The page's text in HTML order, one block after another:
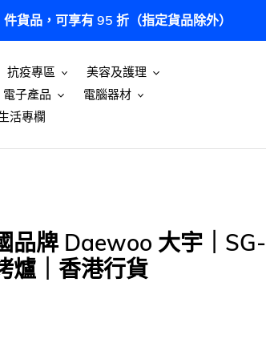
貨品，可享有 95 折（指定貨品除外）
抗疫專區
美容及護理
電子產品
電腦器材
活專欄
品牌 Daewoo 大宇｜
爐｜香港行貨